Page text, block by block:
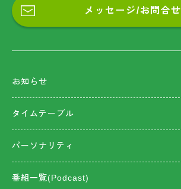
メッセージ/お問合せ
お知らせ
タイムテーブル
パーソナリティ
番組一覧(Podcast)